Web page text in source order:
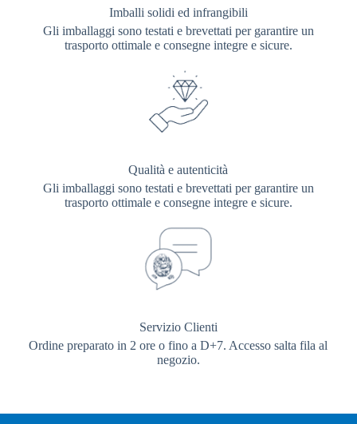
Imballi solidi ed infrangibili
Gli imballaggi sono testati e brevettati per garantire un
trasporto ottimale e consegne integre e sicure.
Qualità e autenticità
Gli imballaggi sono testati e brevettati per garantire un
trasporto ottimale e consegne integre e sicure.
Servizio Clienti
Ordine preparato in 2 ore o fino a D+7. Accesso salta fila al
negozio.